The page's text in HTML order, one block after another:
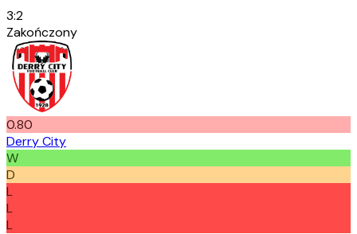
3:2
Zakończony
0.80
Derry City
W
D
L
L
L